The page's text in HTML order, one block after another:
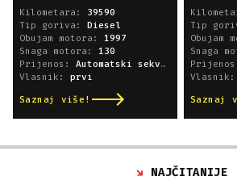
Kilometara: 39590
Tip goriva: Diesel
Obujam motora: 1997
Snaga motora: 130
Prijenos: Automatski sekvencijski
Vlasnik: prvi
Saznaj više!
Tip
Obujam
Snaga
Vlasnik:
Saznaj
NAJČITANIJE